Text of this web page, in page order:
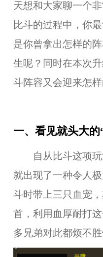
天想和大家聊一个
比斗的过程中，你
是你曾拿出怎样的
生呢？同时在本次
斗阵容又会迎来怎样
一、看见就头大的
自从比斗这项玩
就出现了一种令人
斗时带上三只血宠
首，利用血厚耐打
多兄弟对此都烦不胜